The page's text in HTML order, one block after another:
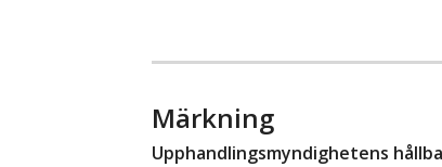
Märkning
Upphandlingsmyndighetens